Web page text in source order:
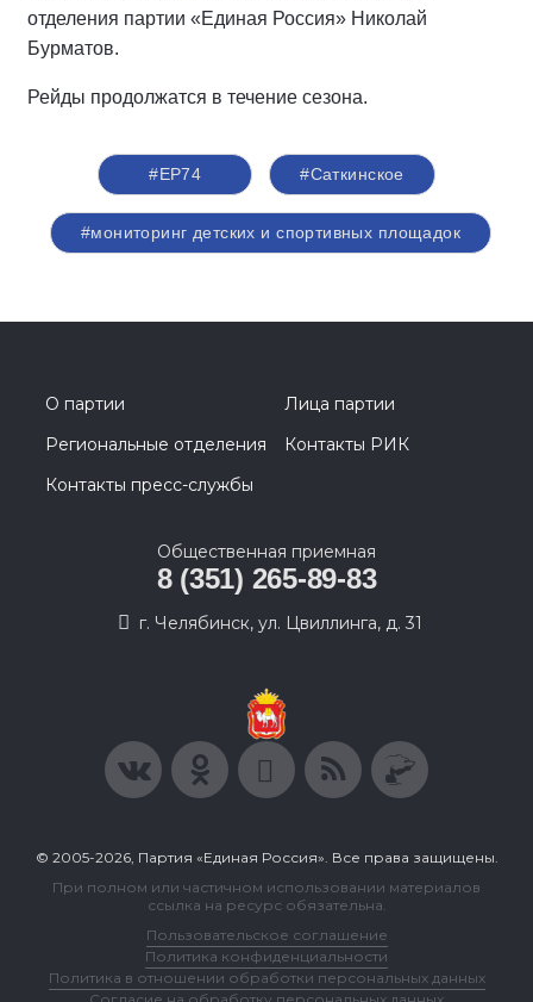
отделения партии «Единая Россия» Николай
Бурматов.
Рейды продолжатся в течение сезона.
#ЕР74 #Саткинское
#мониторинг детских и спортивных площадок
О партии
Лица партии
Региональные отделения
Контакты РИК
Контакты пресс-службы
Общественная приемная
8 (351) 265-89-83
г. Челябинск, ул. Цвиллинга, д. 31
© 2005-2026, Партия «Единая Россия». Все права защищены.
При полном или частичном использовании материалов
ссылка на ресурс обязательна.
Пользовательское соглашение
Политика конфиденциальности
Политика в отношении обработки персональных данных